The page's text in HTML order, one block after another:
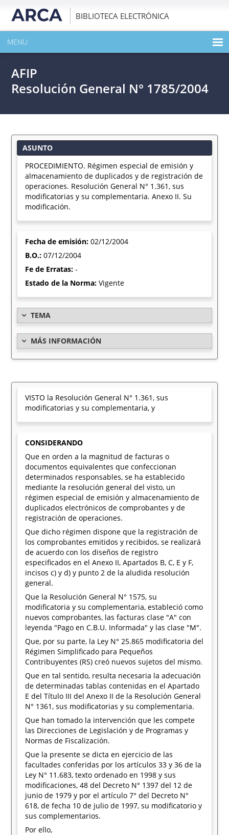
BIBLIOTECA ELECTRÓNICA
MENU
EXPANDIR TODO EL CONTENIDO DE LA PUBLICACIÓN
AFIP
Resolución General N° 1785/2004
ASUNTO
PROCEDIMIENTO. Régimen especial de emisión y
almacenamiento de duplicados y de registración de
operaciones. Resolución General N° 1.361, sus
modificatorias y su complementaria. Anexo II. Su
modificación.
Fecha de emisión:02/12/2004
B.O.:07/12/2004
Fe de Erratas:-
Estado de la Norma:Vigente
TEMA
MÁS INFORMACIÓN
VISTO la Resolución General N° 1.361, sus
modificatorias y su complementaria, y
CONSIDERANDO
Que en orden a la magnitud de facturas o
documentos equivalentes que confeccionan
determinados responsables, se ha establecido
mediante la resolución general del visto, un
régimen especial de emisión y almacenamiento de
duplicados electrónicos de comprobantes y de
registración de operaciones.
Que dicho régimen dispone que la registración de
los comprobantes emitidos y recibidos, se realizará
de acuerdo con los diseños de registro
especificados en el Anexo II, Apartados B, C, E y F,
incisos c) y d) y punto 2 de la aludida resolución
general.
Que la Resolución General N° 1575, su
modificatoria y su complementaria, estableció como
nuevos comprobantes, las facturas clase "A" con
leyenda "Pago en C.B.U. Informada" y las clase "M".
Que, por su parte, la Ley N° 25.865 modificatoria del
Régimen Simplificado para Pequeños
Contribuyentes (RS) creó nuevos sujetos del mismo.
Que en tal sentido, resulta necesaria la adecuación
de determinadas tablas contenidas en el Apartado
E del Título III del Anexo II de la Resolución General
N° 1361, sus modificatorias y su complementaria.
Que han tomado la intervención que les compete
las Direcciones de Legislación y de Programas y
Normas de Fiscalización.
Que la presente se dicta en ejercicio de las
facultades conferidas por los artículos 33 y 36 de la
Ley N° 11.683, texto ordenado en 1998 y sus
modificaciones, 48 del Decreto N° 1397 del 12 de
junio de 1979 y por el artículo 7° del Decreto N°
618, de fecha 10 de julio de 1997, su modificatorio y
sus complementarios.
Por ello,